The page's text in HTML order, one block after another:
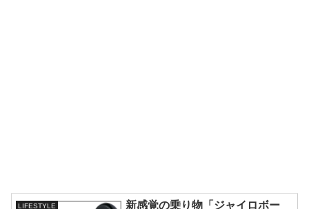
LIFESTYLE 新感覚の乗り物「ジャイロボー